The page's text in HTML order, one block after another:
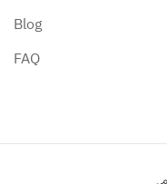
Blog
FAQ